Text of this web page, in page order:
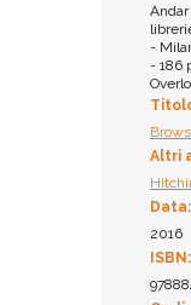
-
- 186
Altri
Data:
2016
ISBN: